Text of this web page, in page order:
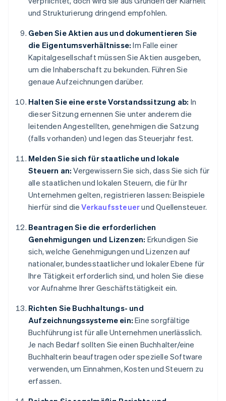
und Strukturierung dringend empfohlen.
Geben Sie Aktien aus und dokumentieren Sie
die Eigentumsverhältnisse: Im Falle einer
Kapitalgesellschaft müssen Sie Aktien ausgeben,
um die Inhaberschaft zu bekunden. Führen Sie
genaue Aufzeichnungen darüber.
Halten Sie eine erste Vorstandssitzung ab: In
dieser Sitzung ernennen Sie unter anderem die
leitenden Angestellten, genehmigen die Satzung
(falls vorhanden) und legen das Steuerjahr fest.
Melden Sie sich für staatliche und lokale
Steuern an: Vergewissern Sie sich, dass Sie sich für
alle staatlichen und lokalen Steuern, die für Ihr
Unternehmen gelten, registrieren lassen: Beispiele
hierfür sind dieVerkaufssteuerund Quellensteuer.
Beantragen Sie die erforderlichen
Genehmigungen und Lizenzen: Erkundigen Sie
sich, welche Genehmigungen und Lizenzen auf
nationaler, bundesstaatlicher und lokaler Ebene für
Ihre Tätigkeit erforderlich sind, und holen Sie diese
vor Aufnahme Ihrer Geschäftstätigkeit ein.
Richten Sie Buchhaltungs- und
Aufzeichnungssysteme ein: Eine sorgfältige
Buchführung ist für alle Unternehmen unerlässlich.
Je nach Bedarf sollten Sie einen Buchhalter/eine
Buchhalterin beauftragen oder spezielle Software
verwenden, um Einnahmen, Kosten und Steuern zu
erfassen.